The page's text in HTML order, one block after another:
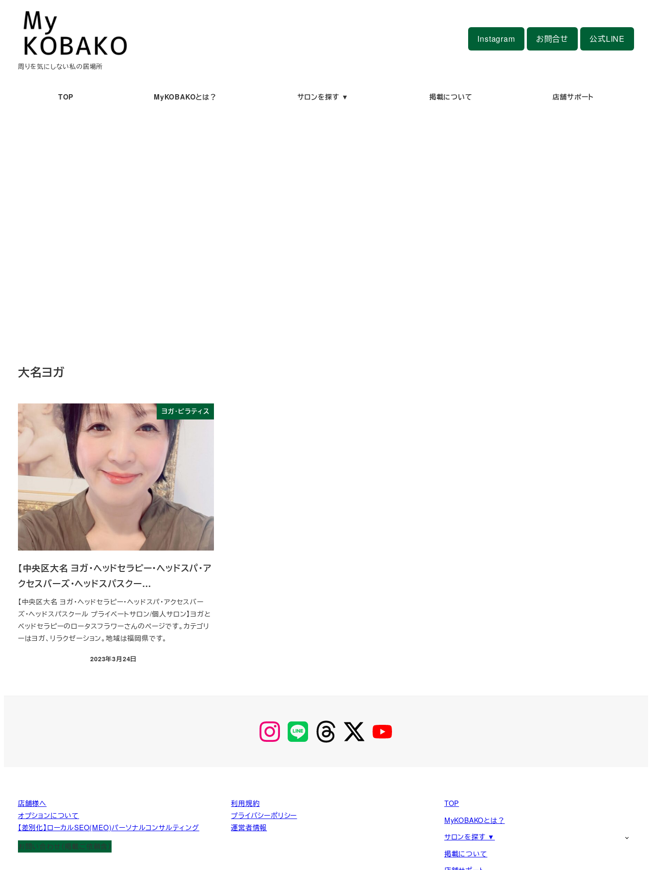
周りを気にしない私の居場所
Instagram お問合せ 公式LINE
TOP MyKOBAKOとは？ サロンを探す ▼ 掲載について 店舗サポート
大名ヨガ
ヨガ・ピラティス
【中央区大名 ヨガ・ヘッドセラピー・ヘッドスパ・ア
クセスバーズ・ヘッドスパスクー…
【中央区大名 ヨガ・ヘッドセラピー・ヘッドスパ・アクセスバー
ズ・ヘッドスパスクール プライベートサロン/個人サロン】ヨガと
ベッドセラピーのロータスフラワーさんのページです。カテゴリ
ーはヨガ、リラクゼーション。地域は福岡県です。
投稿日
2023年3月24日
【Instagram】
MyKOBAKO
【LINE】 【threads】 【Twitter】
店舗様へ
オプションについて
【差別化】ローカルSEO(MEO)パーソナルコンサルティング
お問い合わせ（掲載ご依頼含）
利用規約
プライバシーポリシー
運営者情報
TOP
MyKOBAKOとは？
サロンを探す ▼
掲載について